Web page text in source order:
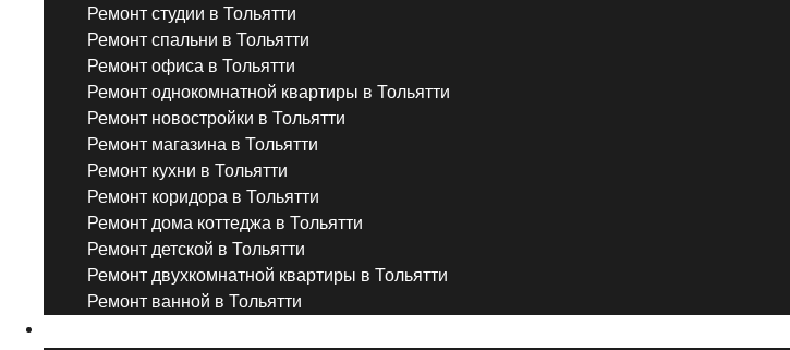
Ремонт студии в Тольятти
Ремонт спальни в Тольятти
Ремонт офиса в Тольятти
Ремонт однокомнатной квартиры в Тольятти
Ремонт новостройки в Тольятти
Ремонт магазина в Тольятти
Ремонт кухни в Тольятти
Ремонт коридора в Тольятти
Ремонт дома коттеджа в Тольятти
Ремонт детской в Тольятти
Ремонт двухкомнатной квартиры в Тольятти
Ремонт ванной в Тольятти